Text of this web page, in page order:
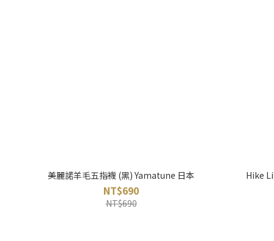
美麗諾羊毛五指襪 (黑) Yamatune 日本
NT$690
NT$690
Hike